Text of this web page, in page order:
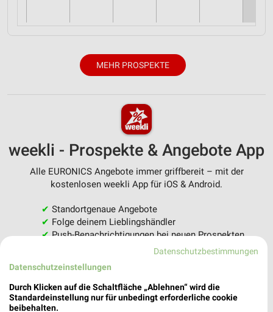
MEHR PROSPEKTE
weekli - Prospekte & Angebote App
Alle EURONICS Angebote immer griffbereit – mit der
kostenlosen weekli App für iOS & Android.
✔ Standortgenaue Angebote
✔ Folge deinem Lieblingshändler
✔Push-Benachrichtigungen bei neuen Prospekten
Einkaufsliste - Einkauf stressfrei planen
Datenschutzbestimmungen
Datenschutzeinstellungen
Durch Klicken auf die Schaltfläche „Ablehnen“ wird die
Standardeinstellung nur für unbedingt erforderliche cookie
beibehalten.